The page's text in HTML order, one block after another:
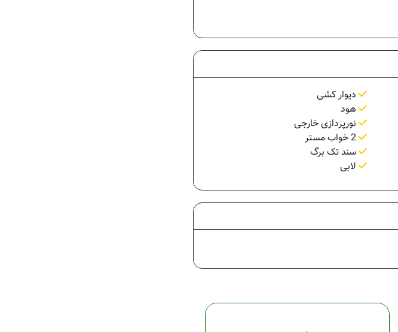
دیوار کشی
هود
نورپردازی خارجی
سند تک برگ
لابی